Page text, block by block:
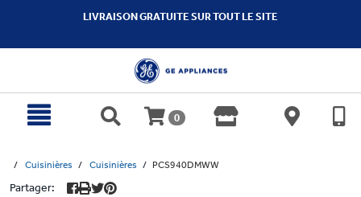
LIVRAISON GRATUITE SUR TOUT LE SITE
0
Cuisinières Cuisinières PCS940DMWW
Partager: